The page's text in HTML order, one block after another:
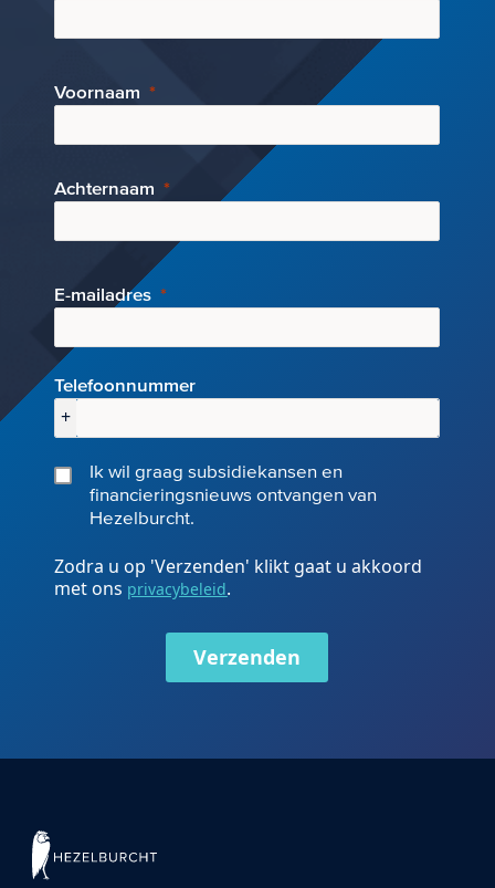
Voornaam
Achternaam
E-mailadres
Telefoonnummer
+
Ik wil graag subsidiekansen en
financieringsnieuws ontvangen van
Hezelburcht.
Zodra u op 'Verzenden' klikt gaat u akkoord
met ons privacybeleid.
Verzenden